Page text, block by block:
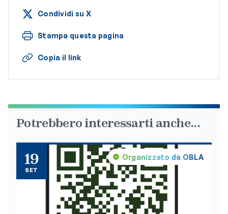
Condividi su X
Stampa questa pagina
Copia il link
Potrebbero interessarti anche...
Organizzato da OBLA
19
SET